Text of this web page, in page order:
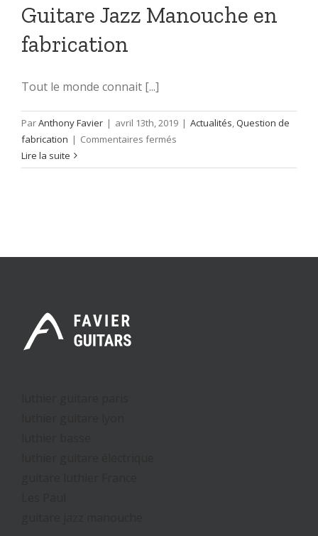
Folk
Guitare Jazz Manouche en
fabrication
Tout le monde connait [...]
ParAnthony Favier | avril 13th, 2019 | Actualités,Question de
fabrication | Commentaires fermés
Jazz
Lire la suite